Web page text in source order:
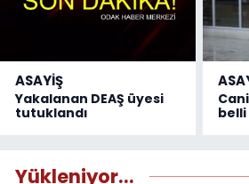
ASAYİŞ
Yakalanan DEAŞ üyesi
tutuklandı
belli
Yükleniyor...